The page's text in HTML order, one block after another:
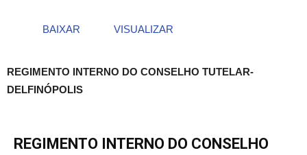
BAIXAR VISUALIZAR
REGIMENTO INTERNO DO CONSELHO TUTELAR-
DELFINÓPOLIS
REGIMENTO INTERNO DO CONSELHO